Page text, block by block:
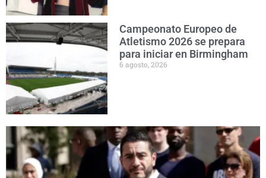
Campeonato Europeo de
Atletismo 2026 se prepara
para iniciar en Birmingham
6 agosto, 2026